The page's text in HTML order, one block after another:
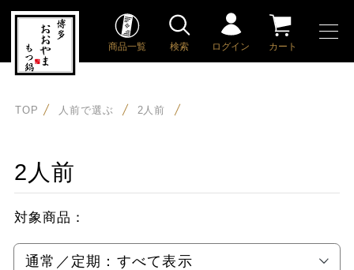
商品一覧 検索 ログイン カート
TOP 人前で選ぶ 2人前
2人前
対象商品：
通常／定期： すべて表示